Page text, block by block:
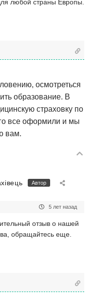
любой страны Европы.
осмотреться
образование. В
страховку по
все оформили и мы
вам.
Автор
5 лет назад
отзыв о нашей
обращайтесь еще.